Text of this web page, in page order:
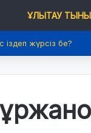
ҰЛЫТАУ
жүрсіз бе?